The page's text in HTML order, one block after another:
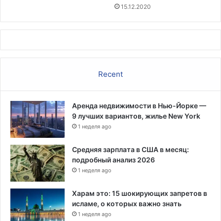
ч
и
5
0
%
15.12.2020
Recent
Аренда недвижимости в Нью-Йорке —
9 лучших вариантов, жилье New York
1 неделя ago
Средняя зарплата в США в месяц:
подробный анализ 2026
1 неделя ago
Харам это: 15 шокирующих запретов в
исламе, о которых важно знать
1 неделя ago